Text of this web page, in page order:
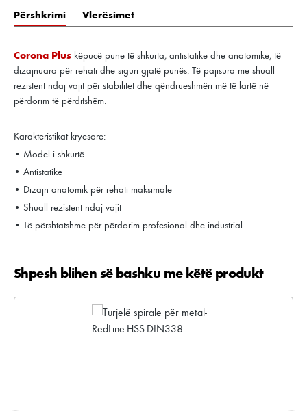
Përshkrimi Vlerësimet
Corona Plus këpucë pune të shkurta, antistatike dhe anatomike, të
dizajnuara për rehati dhe siguri gjatë punës. Të pajisura me shuall
rezistent ndaj vajit për stabilitet dhe qëndrueshmëri më të lartë në
përdorim të përditshëm.
Karakteristikat kryesore:
• Model i shkurtë
• Antistatike
• Dizajn anatomik për rehati maksimale
• Shuall rezistent ndaj vajit
• Të përshtatshme për përdorim profesional dhe industrial
Kalo galerinë e produktit
Shpesh blihen së bashku me këtë produkt